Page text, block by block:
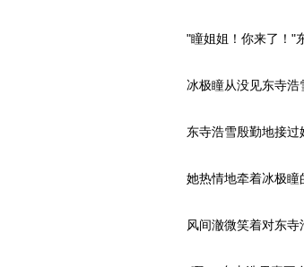
"瞳姐姐！你来了！"
冰极瞳从没见东寺浩
东寺浩雪殷勤地接过
她热情地牵着冰极瞳
风间澈微笑着对东寺